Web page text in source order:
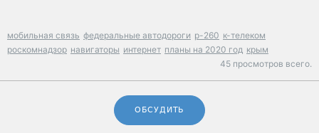
мобильная связь федеральные автодороги р-260 к-телеком
роскомнадзор навигаторы интернет планы на 2020 год крым
45 просмотров всего.
ОБСУДИТЬ